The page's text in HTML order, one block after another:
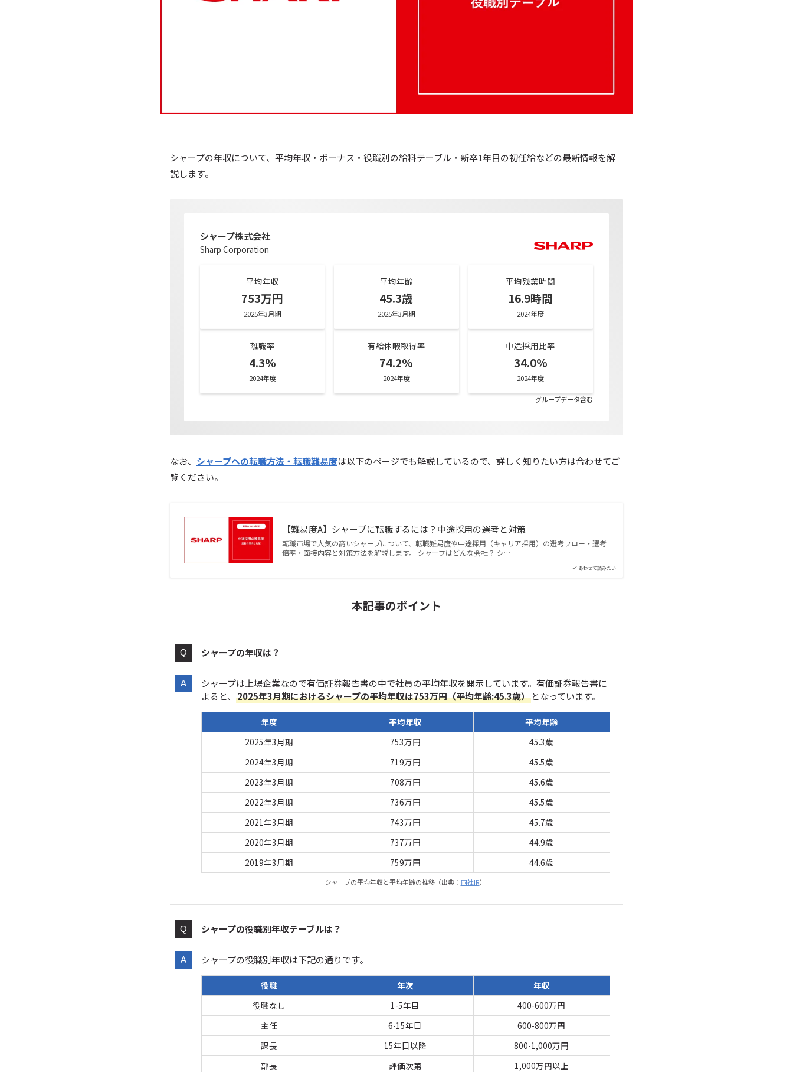
シャープの年収について、平均年収・ボーナス・役職別の給料テーブル・新卒1年目の初任給などの最新情報を解
説します。
シャープ株式会社
Sharp Corporation
平均年収
753万円
2025年3月期
平均年齢
45.3歳
2025年3月期
平均残業時間
16.9時間
2024年度
離職率
4.3％
2024年度
有給休暇取得率
74.2%
2024年度
中途採用比率
34.0%
2024年度
グループデータ含む
なお、 シャープへの転職方法・転職難易度は以下のページでも解説しているので、詳しく知りたい方は合わせてご
覧ください。
あわせて読みたい
【難易度A】シャープに転職するには？中途採用の選考と対策
転職市場で人気の高いシャープについて、転職難易度や中途採用（キャリア採用）の選考フロー・選考
倍率・面接内容と対策方法を解説します。 シャープはどんな会社？ シ…
本記事のポイント
シャープの年収は？
シャープは上場企業なので有価証券報告書の中で社員の平均年収を開示しています。有価証券報告書に
よると、 2025年3月期におけるシャープの平均年収は753万円（平均年齢:45.3歳）となっています。
年度 平均年収
平均年齢
2025年3月期
753万円
45.3歳
2024年3月期
719万円
45.5歳
2023年3月期
708万円
45.6歳
2022年3月期
736万円
45.5歳
2021年3月期
743万円
45.7歳
2020年3月期
737万円
44.9歳
2019年3月期
759万円 44.6歳
シャープの平均年収と平均年齢の推移（出典： 同社IR）
シャープの役職別年収テーブルは？
シャープの役職別年収は下記の通りです。
役職 年次
年収
役職なし
1-5年目
400-600万円
主任
6-15年目
600-800万円
課長
15年目以降
800-1,000万円
部長
評価次第 1,000万円以上